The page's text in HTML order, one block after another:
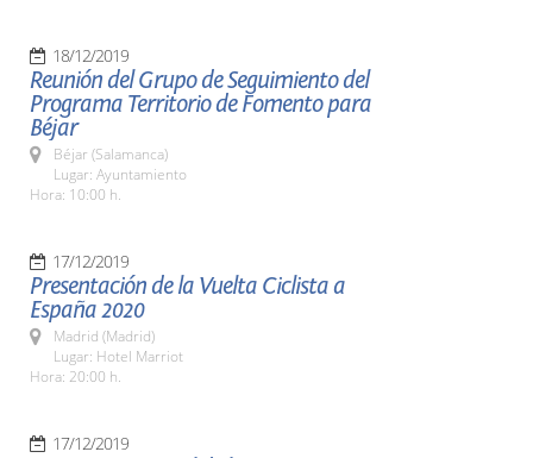
18/12/2019
Reunión del Grupo de Seguimiento del
Programa Territorio de Fomento para
Béjar
Béjar (Salamanca)
Lugar: Ayuntamiento
Hora: 10:00 h.
17/12/2019
Presentación de la Vuelta Ciclista a
España 2020
Madrid (Madrid)
Lugar: Hotel Marriot
Hora: 20:00 h.
17/12/2019